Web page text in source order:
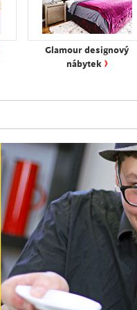
Glamour designový
nábytek ›